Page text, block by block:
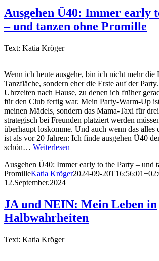
Ausgehen Ü40: Immer early
– und tanzen ohne Promille
Text: Katia Kröger
Wenn ich heute ausgehe, bin ich nicht mehr die
Tanzfläche, sondern eher die Erste auf der
Uhrzeiten nach Hause, zu denen ich früher
für den Club fertig war. Mein Party-Warm-Up
meinen Mädels, sondern das Mama-Taxi für
strategisch bei Freunden platziert werden
überhaupt loskomme. Und auch wenn das alles
ist als vor 20 Jahren: Ich finde ausgehen Ü40
schön… Weiterlesen
Ausgehen Ü40: Immer early to the Party – und
PromilleKatia Kröger2024-09-
12.September.2024
JA und NEIN: Mein Leben in
Halbwahrheiten
Text: Katia Kröger